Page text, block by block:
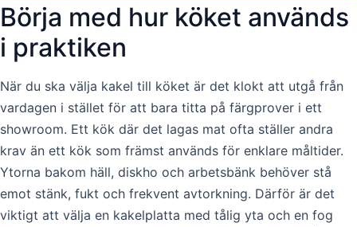
Börja med hur köket används
i praktiken
När du ska välja kakel till köket är det klokt att utgå från
vardagen i stället för att bara titta på färgprover i ett
showroom. Ett kök där det lagas mat ofta ställer andra
krav än ett kök som främst används för enklare måltider.
Ytorna bakom häll, diskho och arbetsbänk behöver stå
emot stänk, fukt och frekvent avtorkning. Därför är det
viktigt att välja en kakelplatta med tålig yta och en fog